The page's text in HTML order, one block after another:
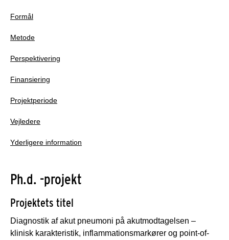
Formål
Metode
Perspektivering
Finansiering
Projektperiode
Vejledere
Yderligere information
Ph.d. -projekt
Projektets titel
Diagnostik af akut pneumoni på akutmodtagelsen –
klinisk karakteristik, inflammationsmarkører og point-of-